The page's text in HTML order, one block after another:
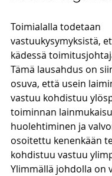
Toimialalla todetaan
vastuukysymyksistä,
kädessä
Tämä lausahdus on
osuva, että usein
vastuu kohdistuu
toiminnan
huolehtiminen ja
osoitettu kenenkään
kohdistuu vastuu
Ylimmällä johdolla on